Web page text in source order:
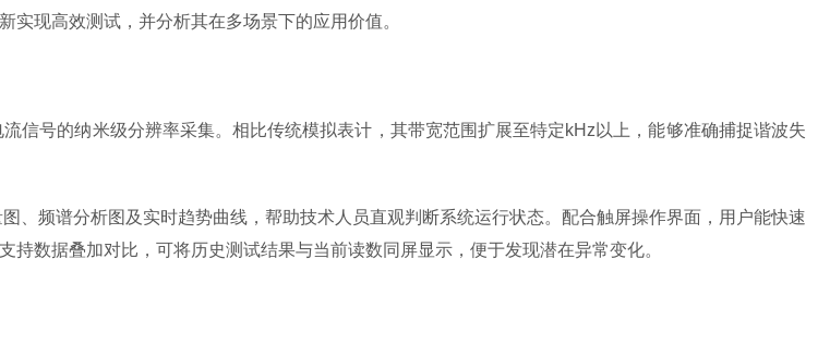
现高效测试，并分析其在多场景下的应用价值。
信号的纳米级分辨率采集。相比传统模拟表计，其带宽范围扩展至特定kHz以上，能够准确捕捉谐波失
频谱分析图及实时趋势曲线，帮助技术人员直观判断系统运行状态。配合触屏操作界面，用户能快速
数据叠加对比，可将历史测试结果与当前读数同屏显示，便于发现潜在异常变化。